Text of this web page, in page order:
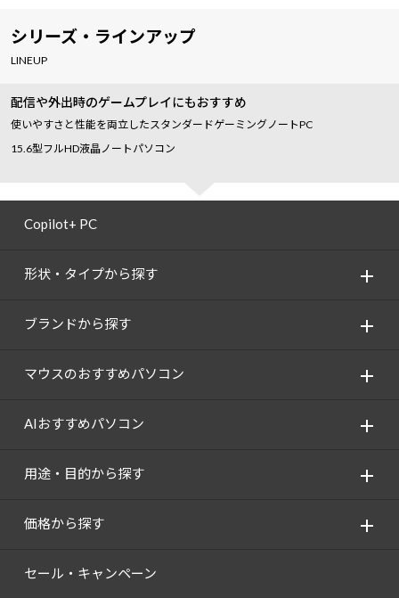
シリーズ・ラインアップ
LINEUP
配信や外出時のゲームプレイにもおすすめ
使いやすさと性能を両立したスタンダードゲーミングノートPC
15.6型フルHD液晶ノートパソコン
Copilot+ PC
形状・タイプから探す
ブランドから探す
マウスのおすすめパソコン
AIおすすめパソコン
用途・目的から探す
価格から探す
セール・キャンペーン